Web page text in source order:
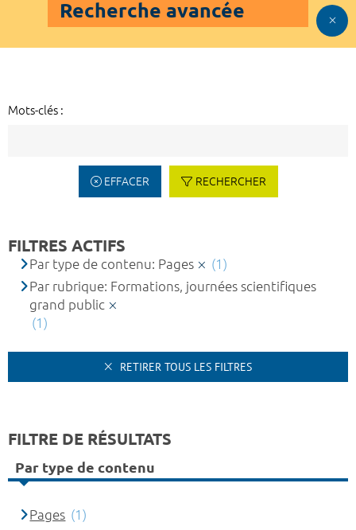
Recherche avancée
Mots-clés :
EFFACER RECHERCHER
FILTRES ACTIFS
Par type de contenu: Pages
(1)
Par rubrique: Formations, journées scientifiques
grand public
(1)
RETIRER TOUS LES FILTRES
FILTRE DE RÉSULTATS
Par type de contenu
Pages (1)